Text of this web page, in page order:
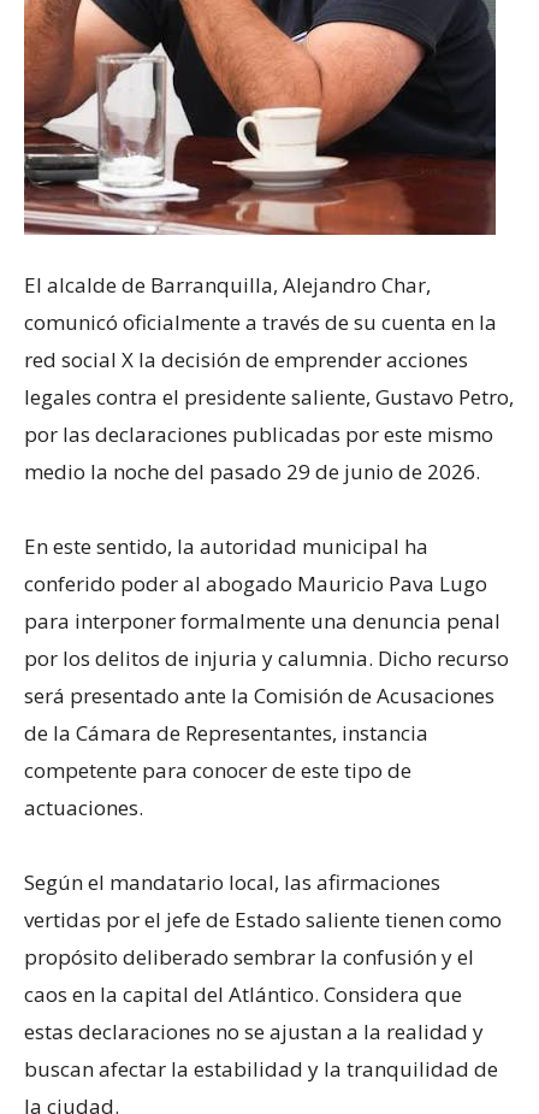
El alcalde de Barranquilla, Alejandro Char,
comunicó oficialmente a través de su cuenta en la
red social X la decisión de emprender acciones
legales contra el presidente saliente, Gustavo Petro,
por las declaraciones publicadas por este mismo
medio la noche del pasado 29 de junio de 2026.
En este sentido, la autoridad municipal ha
conferido poder al abogado Mauricio Pava Lugo
para interponer formalmente una denuncia penal
por los delitos de injuria y calumnia. Dicho recurso
será presentado ante la Comisión de Acusaciones
de la Cámara de Representantes, instancia
competente para conocer de este tipo de
actuaciones.
Según el mandatario local, las afirmaciones
vertidas por el jefe de Estado saliente tienen como
propósito deliberado sembrar la confusión y el
caos en la capital del Atlántico. Considera que
estas declaraciones no se ajustan a la realidad y
buscan afectar la estabilidad y la tranquilidad de
la ciudad.